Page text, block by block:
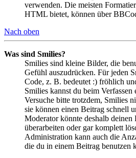
verwenden. Die meisten
HTML bietet, können über
Nach oben
Was sind Smilies?
Smilies sind kleine Bilder, die
Gefühl auszudrücken. Für jeden
Code, z. B. bedeutet :) fröhlich
Smilies kannst du beim Verfassen
Versuche bitte trotzdem, Smilies
sie können einen Beitrag schnell
Moderator könnte deshalb deinen
überarbeiten oder gar komplett
Administration kann auch die
die du in einem Beitrag benutzen